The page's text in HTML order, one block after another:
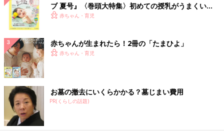
ブ 夏号』〈巻頭大特集〉初めての授乳がうまくい
く！ おっぱい・ミルクの基本と夏のトラブル 解決テ
赤ちゃん・育児
赤ちゃんが生まれたら！2冊の「たまひよ」
赤ちゃん・育児
お墓の撤去にいくらかかる？墓じまい費用
PR(くらしの話題)